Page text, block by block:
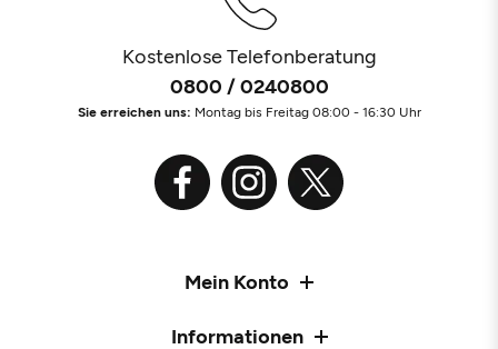
Kostenlose Telefonberatung
0800 / 0240800
Sie erreichen uns: Montag bis Freitag 08:00 - 16:30 Uhr
Mein Konto
Informationen